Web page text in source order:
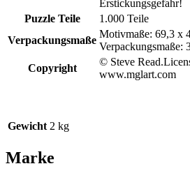
Erstickungsgefahr!
Puzzle Teile
1.000 Teile
Verpackungsmaße
Motivmaße: 69,3 x
Verpackungsmaße:
Copyright
© Steve
www.mglart.com
Gewicht 2 kg
Marke